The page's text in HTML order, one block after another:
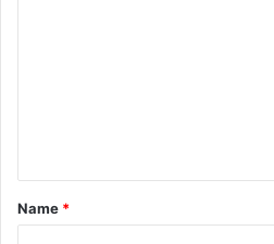
Name *